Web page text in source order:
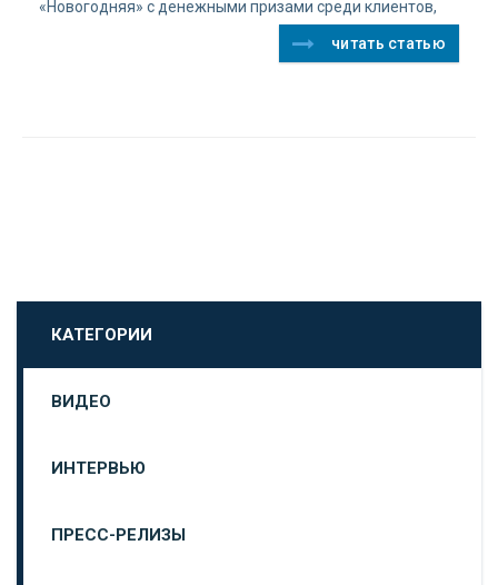
«Новогодняя» с денежными призами среди клиентов,
читать статью
КАТЕГОРИИ
ВИДЕО
ИНТЕРВЬЮ
ПРЕСС-РЕЛИЗЫ